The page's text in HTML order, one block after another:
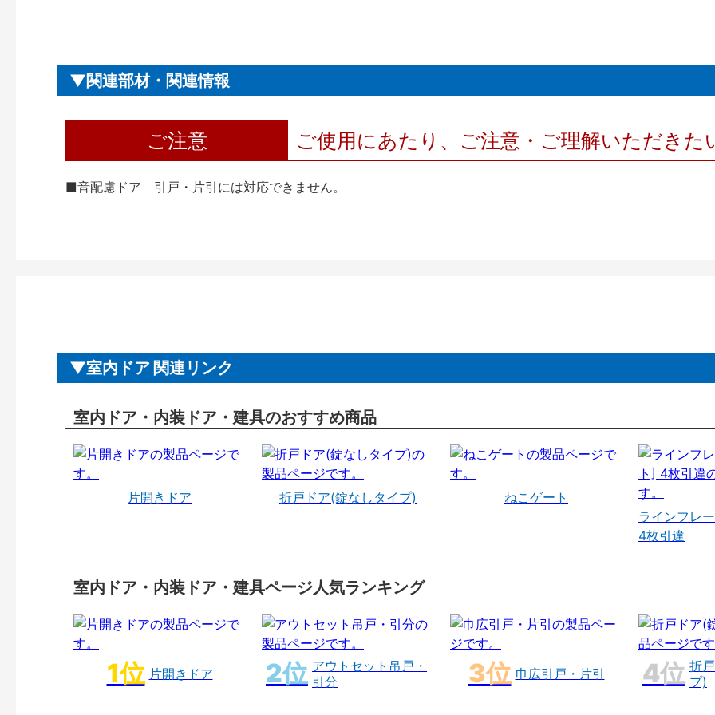
関連部材・関連情報
ご注意 ご使用にあたり、ご注意・ご理解いただきた
■音配慮ドア 引戸・片引には対応できません。
室内ドア 関連リンク
室内ドア・内装ドア・建具のおすすめ商品
片開きドア 折戸ドア(錠なしタイプ)
ねこゲート
ラインフレ
4枚引違
室内ドア・内装ドア・建具ページ人気ランキング
片開きドア
アウトセット吊戸・
引分
巾広引戸・片引
折
プ)